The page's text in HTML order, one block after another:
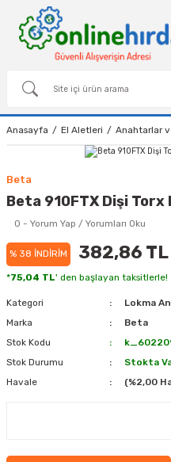
Anasayfa El Aletleri Anahtarlar
Beta
Beta 910FTX Dişi
0 - Yorum Yap / Yorumları Oku
% 38 İNDİRİM 382,86 TL
*75,04 TL' den başlayan taksitlerle!
Kategori
Lokma
Marka
Beta
Stok Kodu
Stok Durumu
Stokta
Havale
(%2,00